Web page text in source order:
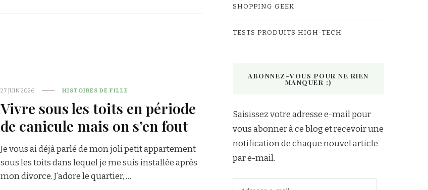
27 JUIN 2026 HISTOIRES DE FILLE
Vivre sous les toits en période
de canicule mais on s’en fout
Je vous ai déjà parlé de mon joli petit appartement
sous les toits dans lequel je me suis installée après
mon divorce. J’adore le quartier, …
SHOPPING GEEK
TESTS PRODUITS HIGH-TECH
ABONNEZ-VOUS POUR NE RIEN
MANQUER :)
Saisissez votre adresse e-mail pour
vous abonner à ce blog et recevoir une
notification de chaque nouvel article
par e-mail.